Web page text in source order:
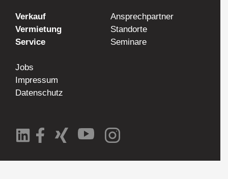
Verkauf
Vermietung
Service
Ansprechpartner
Standorte
Seminare
Jobs
Impressum
Datenschutz